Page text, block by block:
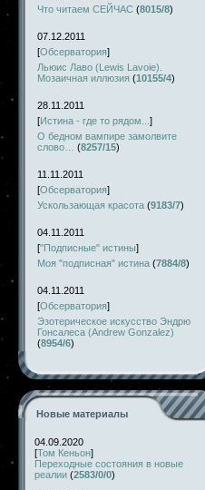
Что читаем СЕЙЧАС (8015/8)
07.12.2011
[Обсерватория]
Льюис Лаво (Lewis Lavoie).
Мозаичная иллюзия (10155/4)
28.11.2011
[Истина - где то рядом... ]
О бедном вампире замолвите
слово…
(8257/15)
11.11.2011
[Обсерватория]
Ускользающая красота (9183/7)
04.11.2011
["Подписные" истины]
Моя "подписная" истина (7884/8)
04.11.2011
[Обсерватория]
Эзотерическое искусство Эндрю
Гонсалеса (Andrew Gonzalez)
(8954/6)
Новые материалы
04.09.2020
[Том Кеньон]
Переходные состояния в новые
реалии (2583/0/0)